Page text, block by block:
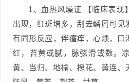
1、血热风燥证 【临床表现
出现，红斑增多，刮去鳞屑可见
有同形反应，伴瘙痒，心烦，口
红，苔黄或腻，脉弦滑或数。
黄、当归、地榆、槐花、黄连、